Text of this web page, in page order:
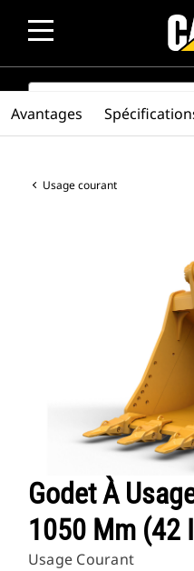
SEARCH
Usage courant
Godet À
1050 Mm (42
Usage Courant
Avantages